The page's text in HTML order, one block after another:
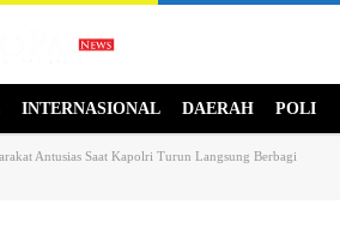
INTERNASIONAL DAERAH
Antusias Saat Kapolri Turun Langsung Berbagi